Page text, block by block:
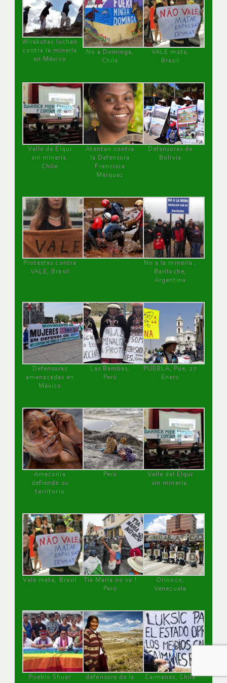
Wirakutas luchan
contra la minería
en México
No a Dominga,
Chile
VALE mata,
Brasil
Valle de Elqui
sin minería.
Chile
Atentan contra
la Defensora
Francisca
Márquez
Defensoras de
Bolivia
Protestas contra
VALE, Brasil
No a la minería ,
Bariloche,
Argentina
Defensoras
amenazadas en
México
Las Bambas,
Perú
PUEBLA, Pue, 27
Enero
Amazonía
defiende su
territorio
Perú
Valle del Elqui
sin minería.
Vale mata, Brasil
Tía María no va !
Perú
Orinoco,
Venezuela
Pueblo Shuar
defensora de la
Caimanes, Chile